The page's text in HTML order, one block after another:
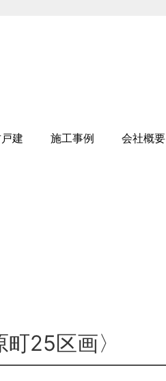
建 施工事例 会社概要
25区画〉